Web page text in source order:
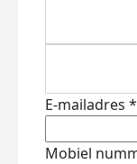
E-mailadres *
Mobiel